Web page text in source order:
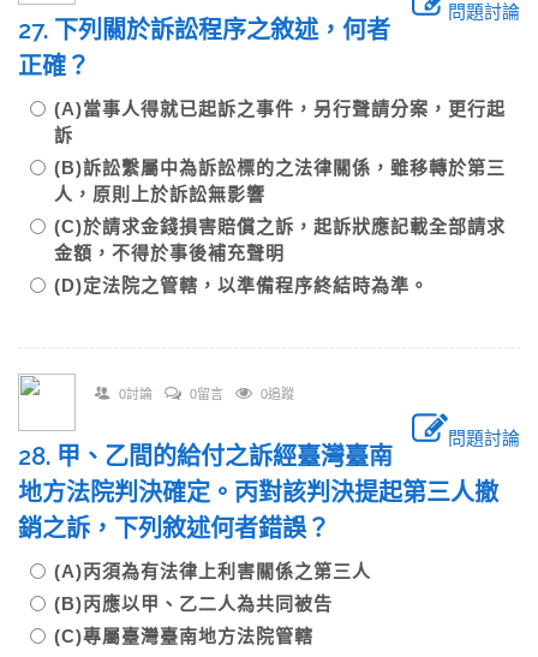
問題討論
27. 下列關於訴訟程序之敘述，何者
正確？
(A)當事人得就已起訴之事件，另行聲請分案，更行起
訴
(B)訴訟繫屬中為訴訟標的之法律關係，雖移轉於第三
人，原則上於訴訟無影響
(C)於請求金錢損害賠償之訴，起訴狀應記載全部請求
金額，不得於事後補充聲明
(D)定法院之管轄，以準備程序終結時為準。
0討論 0留言 0追蹤
問題討論
28. 甲、乙間的給付之訴經臺灣臺南
地方法院判決確定。丙對該判決提起第三人撤
銷之訴，下列敘述何者錯誤？
(A)丙須為有法律上利害關係之第三人
(B)丙應以甲、乙二人為共同被告
(C)專屬臺灣臺南地方法院管轄